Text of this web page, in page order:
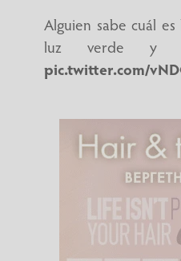
Alguien sabe cuál
luz verde y
pic.twitter.com/